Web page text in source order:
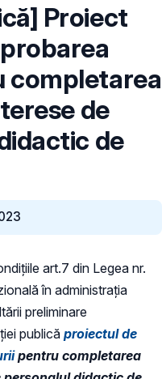
Proiect
completarea
de
de
art.7 din Legea nr.
în administraţia
preliminare
publică proiectul de
pentru completarea